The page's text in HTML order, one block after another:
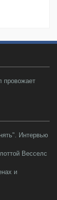
провожает
Интервью
Весселс
и